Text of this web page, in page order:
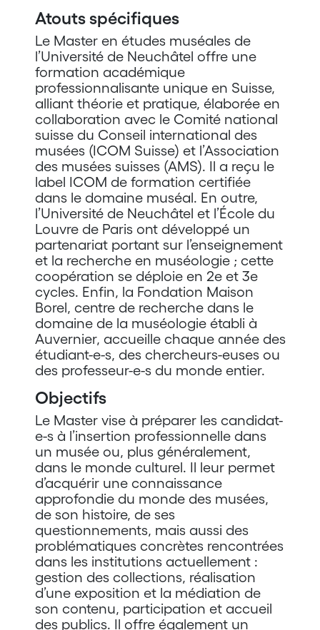
Atouts spécifiques
Le Master en études muséales de
l’Université de Neuchâtel offre une
formation académique
professionnalisante unique en Suisse,
alliant théorie et pratique, élaborée en
collaboration avec le Comité national
suisse du Conseil international des
musées (ICOM Suisse) et l’Association
des musées suisses (AMS). Il a reçu le
label ICOM de formation certifiée
dans le domaine muséal. En outre,
l’Université de Neuchâtel et l’École du
Louvre de Paris ont développé un
partenariat portant sur l’enseignement
et la recherche en muséologie ; cette
coopération se déploie en 2e et 3e
cycles. Enfin, la Fondation Maison
Borel, centre de recherche dans le
domaine de la muséologie établi à
Auvernier, accueille chaque année des
étudiant-e-s, des chercheurs-euses ou
des professeur-e-s du monde entier.
Objectifs
Le Master vise à préparer les candidat-
e-s à l’insertion professionnelle dans
un musée ou, plus généralement,
dans le monde culturel. Il leur permet
d’acquérir une connaissance
approfondie du monde des musées,
de son histoire, de ses
questionnements, mais aussi des
problématiques concrètes rencontrées
dans les institutions actuellement :
gestion des collections, réalisation
d’une exposition et la médiation de
son contenu, participation et accueil
des publics. Il offre également un